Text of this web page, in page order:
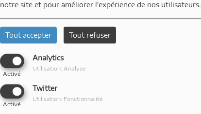
notre site et pour améliorer l'expérience de nos utilisateurs.
Tout accepter Tout refuser
Analytics
Activé
Utilisation: Analyse
Twitter
Activé
Utilisation: Fonctionnalité